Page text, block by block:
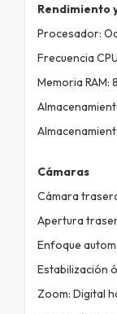
Rendimiento
Procesador:
Frecuencia
Memoria RAM:
Cámaras
Cámara
Apertura
Enfoque
Estabilización
Zoom: Digital